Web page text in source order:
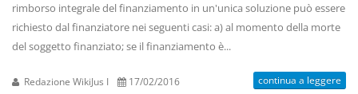
rimborso integrale del finanziamento in un'unica soluzione può essere
richiesto dal finanziatore nei seguenti casi: a) al momento della morte
del soggetto finanziato; se il finanziamento è...
Redazione WikiJus I 17/02/2016 continua a leggere